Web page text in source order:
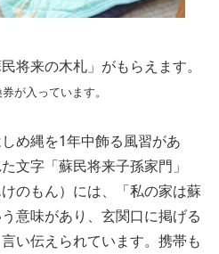
将来の木札」がもらえます。
が入っています。
め縄を1年中飾る風習があ
文字「蘇民将来子孫家門」
のもん）には、「私の家は蘇
意味があり、玄関口に掲げる
い伝えられています。携帯も